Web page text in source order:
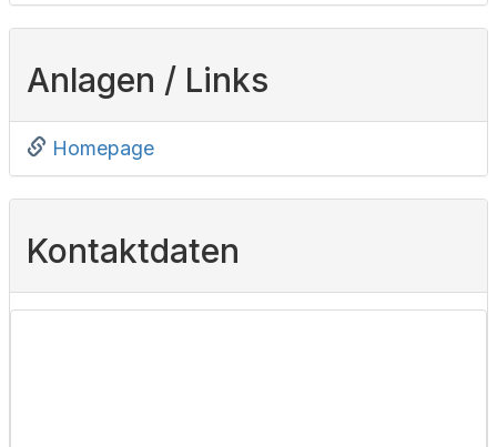
Anlagen / Links
Homepage
Kontaktdaten